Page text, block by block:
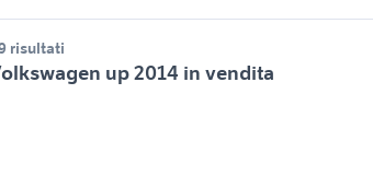
risultati
up 2014 in vendita